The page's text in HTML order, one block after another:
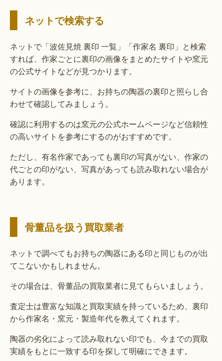
ネットで検索する
ネットで「波佐見焼 裏印 一覧」「作家名 裏印」と検索
すれば、作家ごとに裏印の画像をまとめたサイトや窯元
の公式サイトなどが見つかります。
サイトの画像を参考に、お持ちの陶器の裏印と照らし合
わせて確認してみましょう。
確認に利用するのは窯元の公式ホームページなど信頼性
の高いサイトを参考にするのがおすすめです。
ただし、有名作家であっても裏印の写真がない、作家の
代ごとの印がない、写真があっても読み取れない場合が
あります。
骨董品を扱う買取業者
ネットで調べてもお持ちの陶器にある印と同じものが出
てこないかもしれません。
その場合は、骨董品の買取業者に見てもらいましょう。
査定士は豊富な知識と買取実績を持っているため、裏印
から作家名・窯元・製造年代を教えてくれます。
陶器の劣化によって読み取れない印でも、今までの買取
実績をもとに一致する印を探して明確にできます。